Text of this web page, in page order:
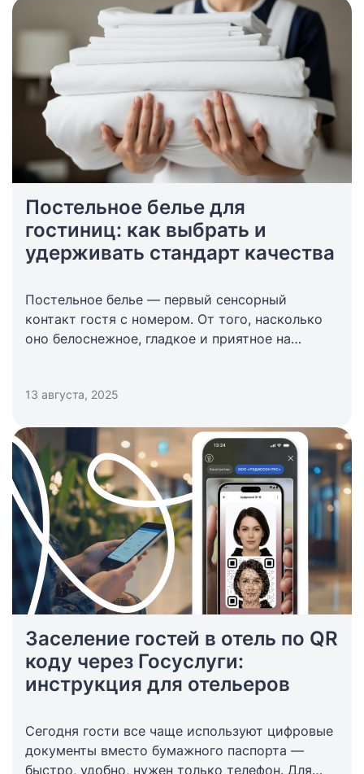
Постельное белье для
гостиниц: как выбрать и
удерживать стандарт качества
Постельное белье — первый сенсорный
контакт гостя с номером. От того, насколько
оно белоснежное, гладкое и приятное на
13 августа, 2025
Заселение гостей в отель по QR
коду через Госуслуги:
инструкция для отельеров
Сегодня гости все чаще используют цифровые
документы вместо бумажного паспорта —
быстро, удобно, нужен только телефон. Для